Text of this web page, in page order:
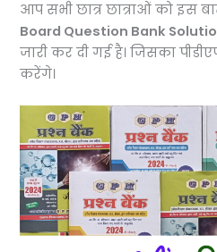
आप सभी छात्र छात्राओं को इस
Board Question Bank
जारी कर दी गई है। जिसका
करेंगे।